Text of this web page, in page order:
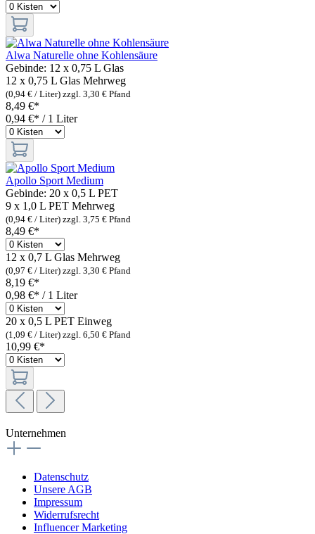
Alwa Naturelle ohne Kohlensäure
Gebinde: 12 x 0,75 L Glas
12 x 0,75 L Glas Mehrweg
(0,94 € / Liter) zzgl. 3,30 € Pfand
8,49 €*
0,94 €* / 1 Liter
Apollo Sport Medium
Gebinde: 20 x 0,5 L PET
9 x 1,0 L PET Mehrweg
(0,94 € / Liter) zzgl. 3,75 € Pfand
8,49 €*
12 x 0,7 L Glas Mehrweg
(0,97 € / Liter) zzgl. 3,30 € Pfand
8,19 €*
0,98 €* / 1 Liter
20 x 0,5 L PET Einweg
(1,09 € / Liter) zzgl. 6,50 € Pfand
10,99 €*
Unternehmen
Datenschutz
Unsere AGB
Impressum
Widerrufsrecht
Influencer Marketing